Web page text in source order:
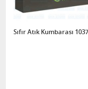
Sıfır Atık Kumbarası